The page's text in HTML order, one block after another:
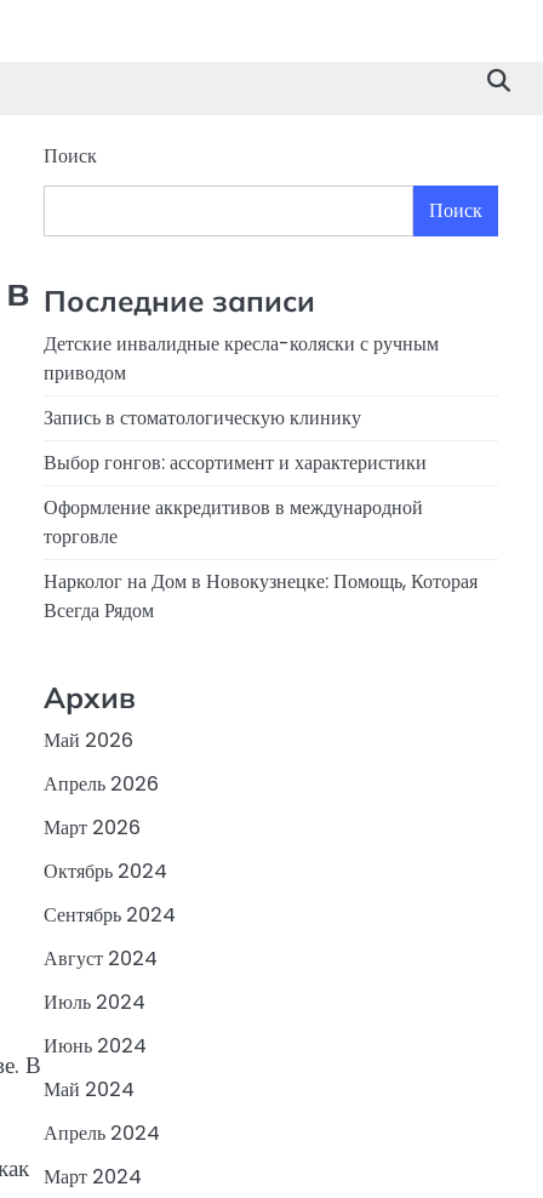
В
Поиск
Поиск
Последние записи
Детские инвалидные кресла-коляски с ручным
приводом
Запись в стоматологическую клинику
Выбор гонгов: ассортимент и характеристики
Оформление аккредитивов в международной
торговле
Нарколог на Дом в Новокузнецке: Помощь, Которая
Всегда Рядом
Архив
Май 2026
Апрель 2026
Март 2026
Октябрь 2024
Сентябрь 2024
Август 2024
Июль 2024
Июнь 2024
Май 2024
Апрель 2024
Март 2024